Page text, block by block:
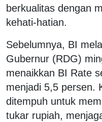
berkualitas dengan
kehati-hatian.
Sebelumnya, BI
Gubernur (RDG)
menaikkan BI Rate
menjadi 5,5 persen.
ditempuh untuk
tukar rupiah,